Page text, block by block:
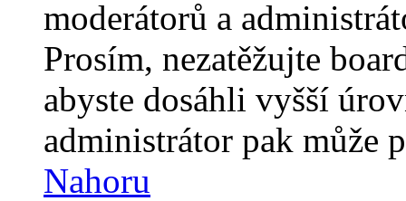
moderátorů a
Prosím, nezatěžujte
abyste dosáhli vyšší
administrátor pak může
Nahoru